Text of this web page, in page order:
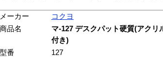
メーカー
コクヨ
商品名
マ-127 デスクパット硬質(アクリ
付き)
型番
127